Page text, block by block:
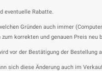
eventuelle Rabatte.
Gründen auch immer
korrekten und genauen Preis neu
vor der Bestätigung der Bestellung
sich diese Änderung auch im